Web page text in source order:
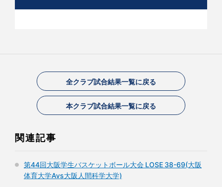
全クラブ試合結果一覧に戻る
本クラブ試合結果一覧に戻る
関連記事
第44回大阪学生バスケットボール大会 LOSE 38-69(大阪
体育大学Avs大阪人間科学大学)